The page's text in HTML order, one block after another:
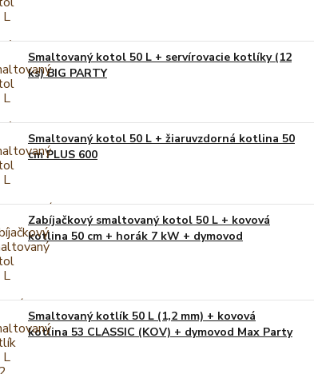
Smaltovaný kotol 50 L + servírovacie kotlíky (12
ks) BIG PARTY
Smaltovaný kotol 50 L + žiaruvzdorná kotlina 50
cm PLUS 600
Zabíjačkový smaltovaný kotol 50 L + kovová
kotlina 50 cm + horák 7 kW + dymovod
Smaltovaný kotlík 50 L (1,2 mm) + kovová
kotlina 53 CLASSIC (KOV) + dymovod Max Party